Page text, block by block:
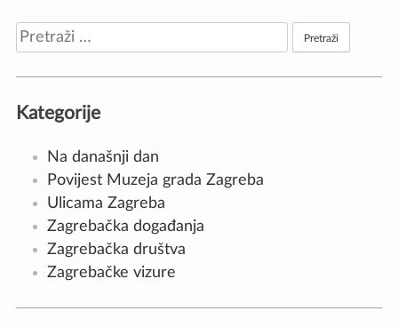
Pretraži:
Kategorije
Na današnji dan
Povijest Muzeja grada Zagreba
Ulicama Zagreba
Zagrebačka događanja
Zagrebačka društva
Zagrebačke vizure